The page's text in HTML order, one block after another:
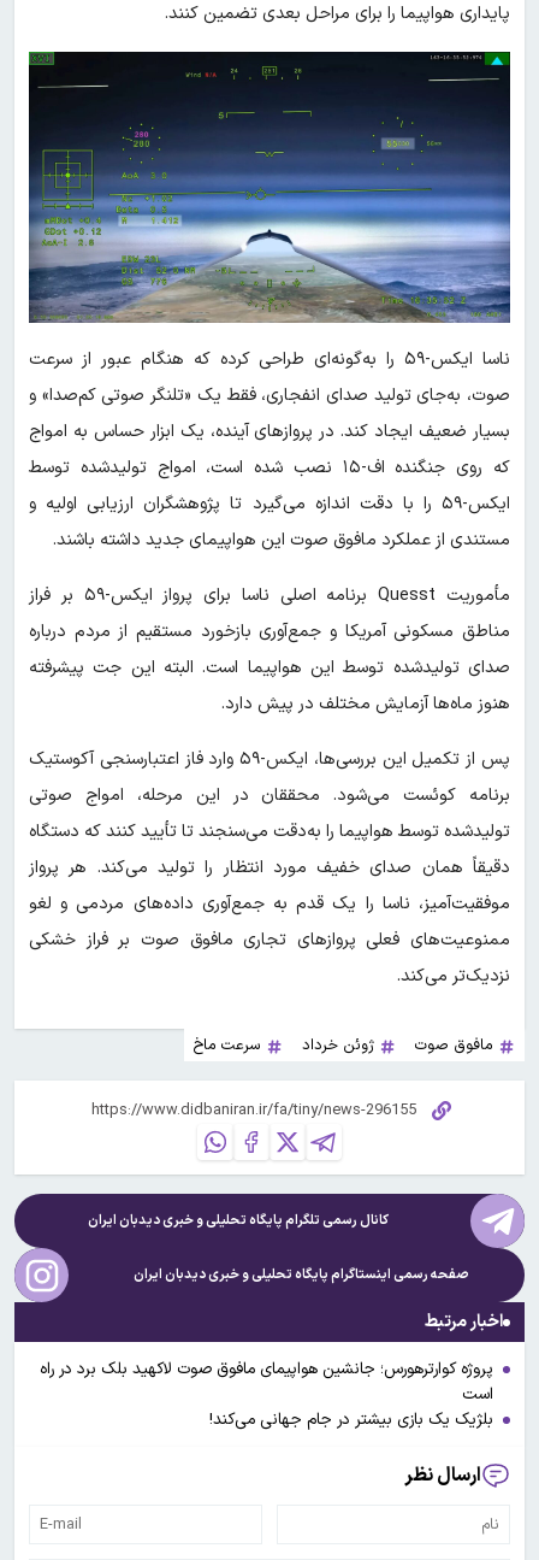
پایداری هواپیما را برای مراحل بعدی تضمین کنند.
ناسا ایکس-۵۹ را به‌گونه‌ای طراحی کرده که هنگام عبور از سرعت
صوت، به‌جای تولید صدای انفجاری، فقط یک «تلنگر صوتی کم‌صدا» و
بسیار ضعیف ایجاد کند. در پروازهای آینده، یک ابزار حساس به امواج
که روی جنگنده اف-۱۵ نصب شده است، امواج تولیدشده توسط
ایکس-۵۹ را با دقت اندازه می‌گیرد تا پژوهشگران ارزیابی اولیه و
مستندی از عملکرد مافوق صوت این هواپیمای جدید داشته باشند.
مأموریت Quesst برنامه اصلی ناسا برای پرواز ایکس-۵۹ بر فراز
مناطق مسکونی آمریکا و جمع‌آوری بازخورد مستقیم از مردم درباره
صدای تولیدشده توسط این هواپیما است. البته این جت پیشرفته
هنوز ماه‌ها آزمایش مختلف در پیش دارد.
پس از تکمیل این بررسی‌ها، ایکس-۵۹ وارد فاز اعتبارسنجی آکوستیک
برنامه کوئست می‌شود. محققان در این مرحله، امواج صوتی
تولیدشده توسط هواپیما را به‌دقت می‌سنجند تا تأیید کنند که دستگاه
دقیقاً همان صدای خفیف مورد انتظار را تولید می‌کند. هر پرواز
موفقیت‌آمیز، ناسا را یک قدم به جمع‌آوری داده‌های مردمی و لغو
ممنوعیت‌های فعلی پروازهای تجاری مافوق صوت بر فراز خشکی
نزدیک‌تر می‌کند.
مافوق صوت ژوئن خرداد سرعت ماخ
کانال رسمی تلگرام پایگاه تحلیلی و خبریدیدبان ایران
صفحه رسمی اینستاگرام پایگاه تحلیلی و خبریدیدبان ایران
اخبار مرتبط
پروژه کوارترهورس؛ جانشین هواپیمای مافوق صوت لاکهید بلک برد در راه
است
بلژیک یک بازی بیشتر در جام جهانی می‌کند!
ارسال نظر